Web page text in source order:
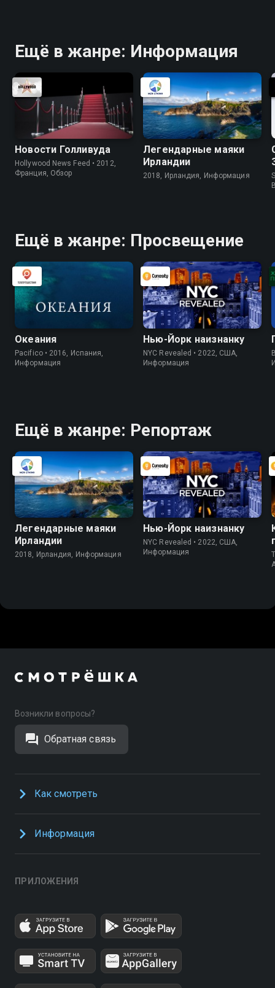
Ещё в жанре: Информация
Новости Голливуда
Hollywood News Feed • 2012,
Франция, Обзор
Легендарные маяки
Ирландии
2018, Ирландия, Информация
Ещё в жанре: Просвещение
Океания
Pacifico • 2016, Испания,
Информация
Нью-Йорк наизнанку
NYC Revealed • 2022, США,
Информация
Ещё в жанре: Репортаж
Легендарные маяки
Ирландии
2018, Ирландия, Информация
Нью-Йорк наизнанку
NYC Revealed • 2022, США,
Информация
Возникли вопросы?
Обратная связь
Как смотреть
Информация
ПРИЛОЖЕНИЯ